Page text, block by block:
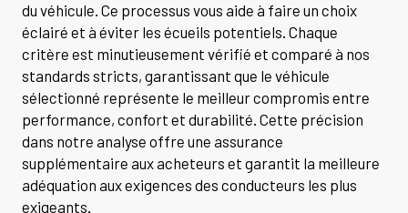
du véhicule. Ce processus vous aide à faire un choix
éclairé et à éviter les écueils potentiels. Chaque
critère est minutieusement vérifié et comparé à nos
standards stricts, garantissant que le véhicule
sélectionné représente le meilleur compromis entre
performance, confort et durabilité. Cette précision
dans notre analyse offre une assurance
supplémentaire aux acheteurs et garantit la meilleure
adéquation aux exigences des conducteurs les plus
exigeants.